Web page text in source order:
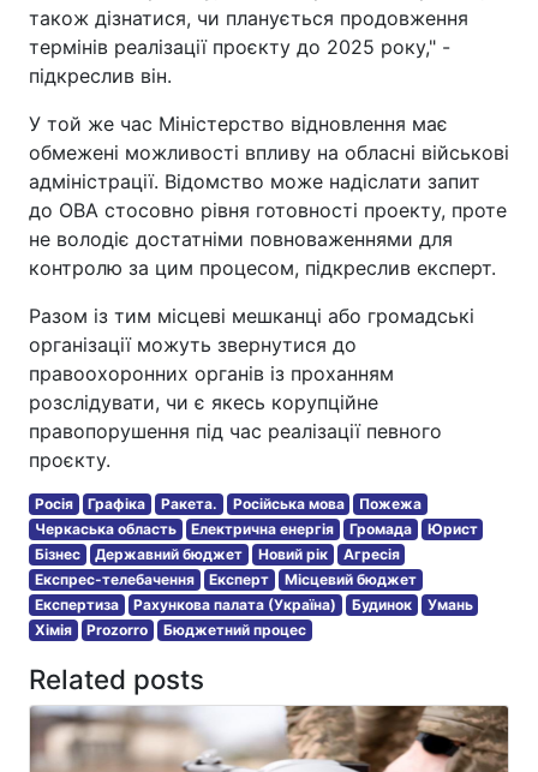
також дізнатися, чи планується продовження
термінів реалізації проєкту до 2025 року," -
підкреслив він.
У той же час Міністерство відновлення має
обмежені можливості впливу на обласні військові
адміністрації. Відомство може надіслати запит
до ОВА стосовно рівня готовності проекту, проте
не володіє достатніми повноваженнями для
контролю за цим процесом, підкреслив експерт.
Разом із тим місцеві мешканці або громадські
організації можуть звернутися до
правоохоронних органів із проханням
розслідувати, чи є якесь корупційне
правопорушення під час реалізації певного
проєкту.
Росія Графіка Ракета. Російська мова
Пожежа
Черкаська область
Електрична енергія Громада
Юрист
Бізнес
Державний бюджет Новий рік
Агресія
Експрес-телебачення
Експерт
Місцевий бюджет
Експертиза
Рахункова палата (Україна) Будинок
Умань
Хімія
Prozorro Бюджетний процес
Related posts